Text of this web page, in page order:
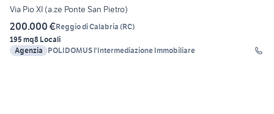
Via Pio XI (a.ze Ponte San Pietro)
200.000 €Reggio di Calabria (RC)
195 mq8 Locali
Agenzia
POLIDOMUS l'Intermediazione Immobiliare